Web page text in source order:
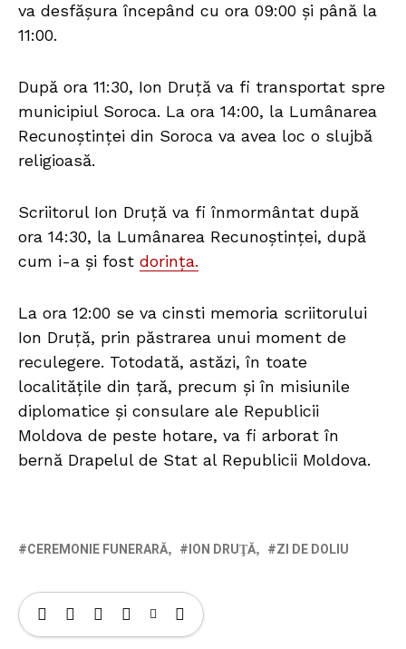
va desfășura începând cu ora 09:00 și până la
11:00.
După ora 11:30, Ion Druță va fi transportat spre
municipiul Soroca. La ora 14:00, la Lumânarea
Recunoștinței din Soroca va avea loc o slujbă
religioasă.
Scriitorul Ion Druță va fi înmormântat după
ora 14:30, la Lumânarea Recunoștinței, după
cum i-a și fost dorința.
La ora 12:00 se va cinsti memoria scriitorului
Ion Druță, prin păstrarea unui moment de
reculegere. Totodată, astăzi, în toate
localitățile din țară, precum și în misiunile
diplomatice și consulare ale Republicii
Moldova de peste hotare, va fi arborat în
bernă Drapelul de Stat al Republicii Moldova.
CEREMONIE FUNERARĂ ION DRUŢĂ ZI DE DOLIU